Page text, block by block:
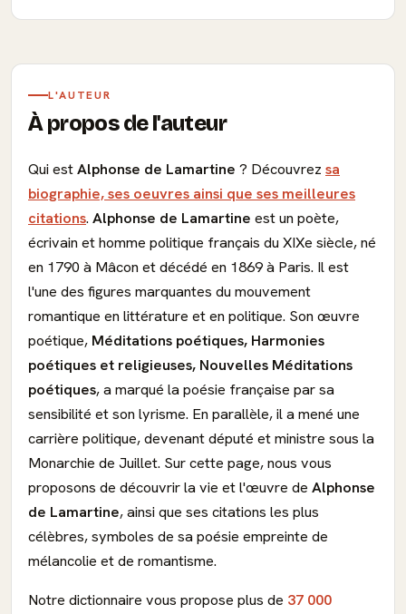
L'AUTEUR
À propos de l'auteur
Qui estAlphonse de Lamartine ? Découvrez sa
biographie, ses oeuvres ainsi que ses meilleures
citations. Alphonse de Lamartine est un poète,
écrivain et homme politique français du XIXe siècle, né
en 1790 à Mâcon et décédé en 1869 à Paris. Il est
l'une des figures marquantes du mouvement
romantique en littérature et en politique. Son œuvre
poétique, Méditations poétiques, Harmonies
poétiques et religieuses, Nouvelles Méditations
poétiques, a marqué la poésie française par sa
sensibilité et son lyrisme. En parallèle, il a mené une
carrière politique, devenant député et ministre sous la
Monarchie de Juillet. Sur cette page, nous vous
proposons de découvrir la vie et l'œuvre de Alphonse
de Lamartine, ainsi que ses citations les plus
célèbres, symboles de sa poésie empreinte de
mélancolie et de romantisme.
Notre dictionnaire vous propose plus de 37 000